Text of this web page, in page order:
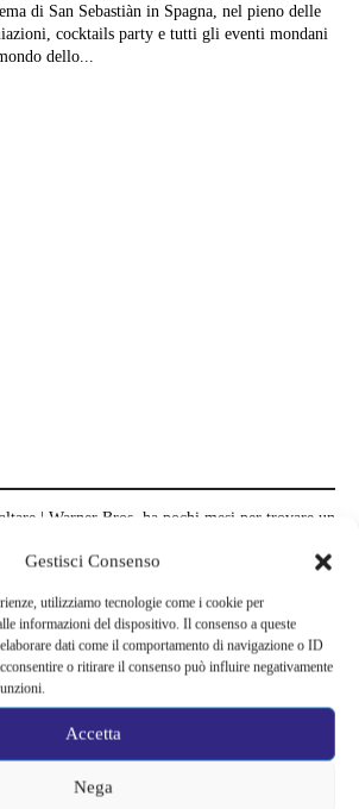
Gestisci Consenso
utilizziamo tecnologie come i cookie per
informazioni del dispositivo. Il consenso a queste
dati come il comportamento di navigazione o ID
o ritirare il consenso può influire negativamente
Accetta
Nega
di San Sebastiàn in Spagna, nel pieno delle
cocktails party e tutti gli eventi mondani
dello...
| Warner Bros. ha pochi mesi per trovare un
divide Hollywood
arriva su Prime Video, squali e claustrofobia nel
una vacanza diventa una trappola
torna al cinema | Il sequel di Fall cambia
senza via di fuga
personaggi di Spider-Man, nessun nuovo
cosa resta dell’esperimento